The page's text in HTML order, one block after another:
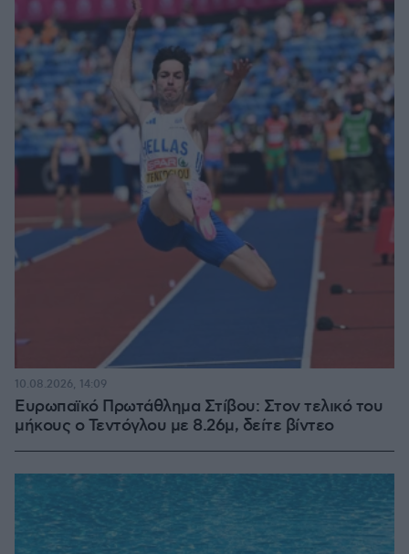
Ευρωπαϊκό Πρωτάθλημα Στίβου: Στον τελικό του
μήκους ο Τεντόγλου με 8.26μ, δείτε βίντεο
10.08.2026, 14:09